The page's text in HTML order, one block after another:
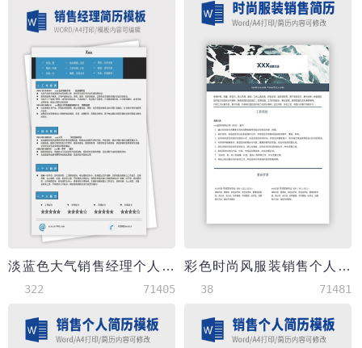
淡蓝色大气销售经理个人简历模板
322 71405
彩色时尚风服装销售个人简历模板
38 71481